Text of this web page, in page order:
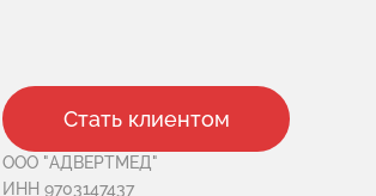
Стать клиентом
ООО "АДВЕРТМЕД"
ИНН 9703147437